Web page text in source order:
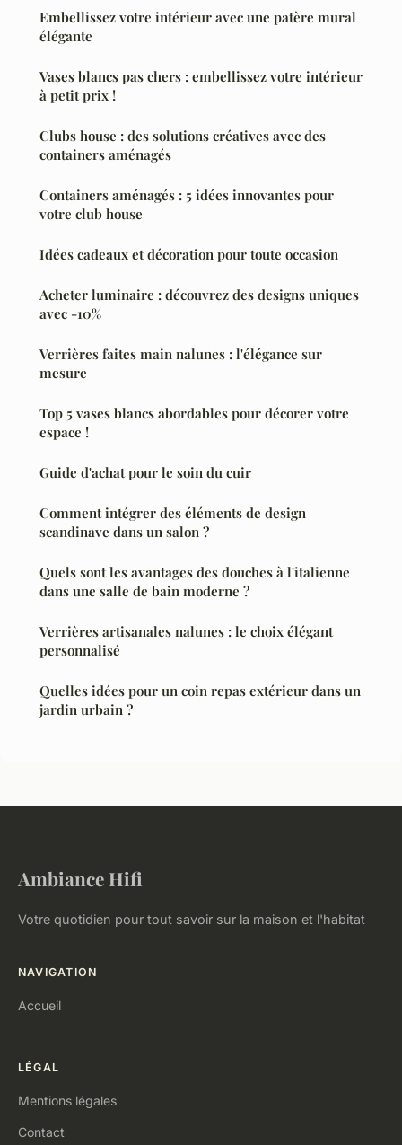
Embellissez votre intérieur avec une patère mural
élégante
Vases blancs pas chers : embellissez votre intérieur
à petit prix !
Clubs house : des solutions créatives avec des
containers aménagés
Containers aménagés : 5 idées innovantes pour
votre club house
Idées cadeaux et décoration pour toute occasion
Acheter luminaire : découvrez des designs uniques
avec -10%
Verrières faites main nalunes : l'élégance sur
mesure
Top 5 vases blancs abordables pour décorer votre
espace !
Guide d'achat pour le soin du cuir
Comment intégrer des éléments de design
scandinave dans un salon ?
Quels sont les avantages des douches à l'italienne
dans une salle de bain moderne ?
Verrières artisanales nalunes : le choix élégant
personnalisé
Quelles idées pour un coin repas extérieur dans un
jardin urbain ?
Ambiance Hifi
Votre quotidien pour tout savoir sur la maison et l'habitat
NAVIGATION
Accueil
LÉGAL
Mentions légales
Contact